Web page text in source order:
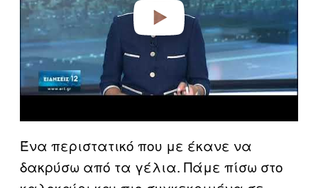
o
Ένα περιστατικό που με έκανε να
δακρύσω από τα γέλια. Πάμε πίσω στο